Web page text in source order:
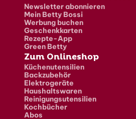
Newsletter abonnieren
Mein Betty Bossi
Werbung buchen
Geschenkkarten
Rezepte-App
Green Betty
Zum Onlineshop
Küchenutensilien
Backzubehör
Elektrogeräte
Haushaltswaren
Reinigungsutensilien
Kochbücher
Abos